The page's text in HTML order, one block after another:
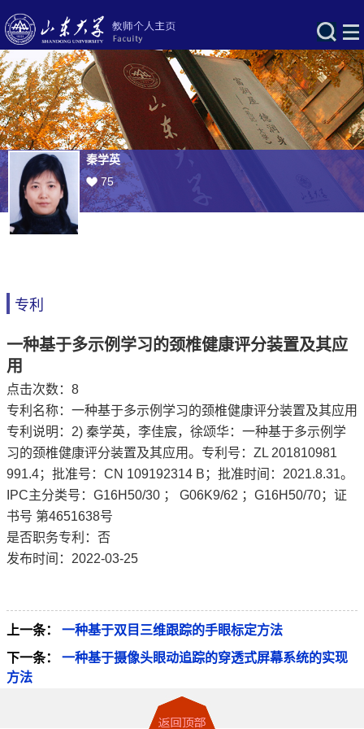
秦学英
75
专利
一种基于多示例学习的颈椎健康评分装置及其应
用
点击次数： 8
专利名称：一种基于多示例学习的颈椎健康评分装置及其应用
专利说明：2) 秦学英，李佳宸，徐颂华：一种基于多示例学
习的颈椎健康评分装置及其应用。专利号：ZL 201810981
991.4；批准号：CN 109192314 B；批准时间：2021.8.31。
IPC主分类号：G16H50/30 ； G06K9/62 ；G16H50/70；证
书号 第4651638号
是否职务专利：否
发布时间：2022-03-25
上一条：
一种基于双目三维跟踪的手眼标定方法
下一条：
一种基于摄像头眼动追踪的穿透式屏幕系统的实现
方法